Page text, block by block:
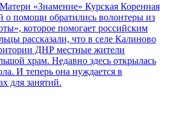
«Знамение» Курская Коренная
о помощи обратились волонтеры из
которое помогает российским
рассказали, что в селе Калиново
ДНР местные жители
храм. Недавно здесь открылась
И теперь она нуждается в
для занятий.